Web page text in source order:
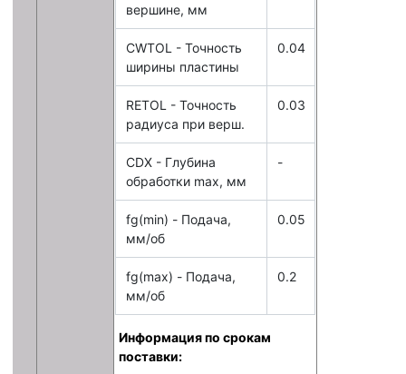
вершине, мм
CWTOL - Точность
ширины пластины
0.04
RETOL - Точность
радиуса при верш.
0.03
CDX - Глубина
обработки max, мм
-
fg(min) - Подача,
мм/об
0.05
fg(max) - Подача,
мм/об
0.2
Информация по срокам
поставки: